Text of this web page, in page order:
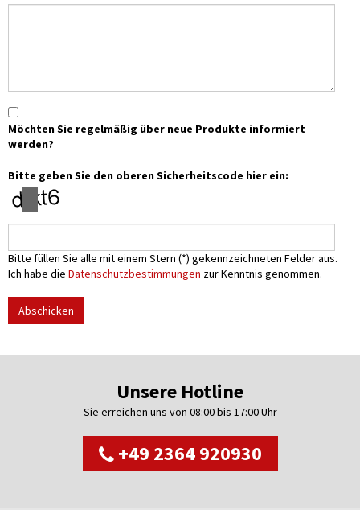
Möchten Sie regelmäßig über neue Produkte informiert
werden?
Bitte geben Sie den oberen Sicherheitscode hier ein:
Bitte füllen Sie alle mit einem Stern (*) gekennzeichneten Felder aus.
Ich habe die Datenschutzbestimmungen zur Kenntnis genommen.
Abschicken
Unsere Hotline
Sie erreichen uns von 08:00 bis 17:00 Uhr
+49 2364 920930